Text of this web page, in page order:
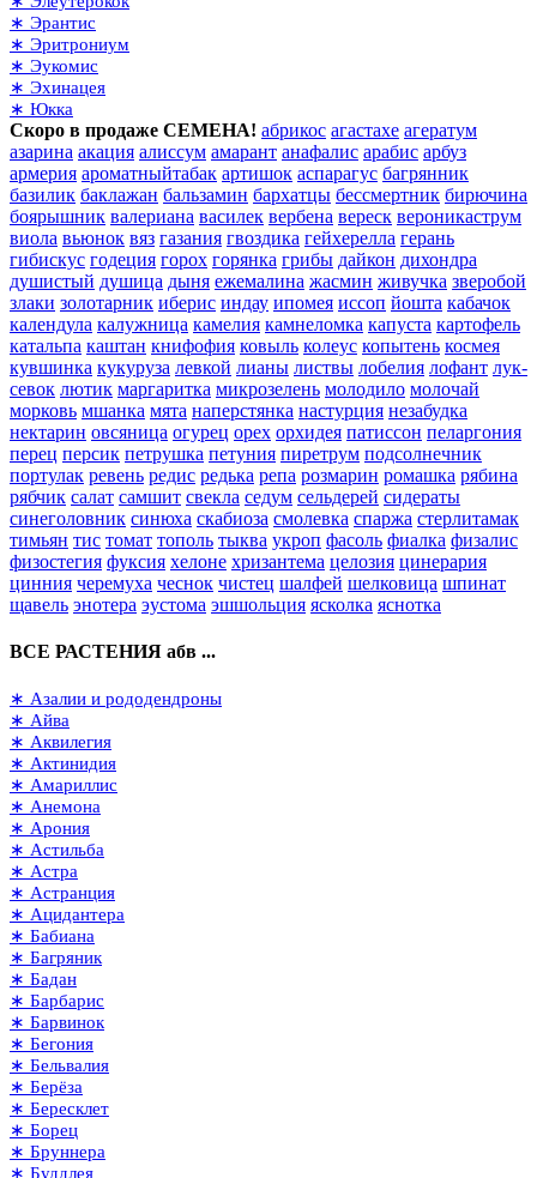
∗ Эрантис
∗ Эритрониум
∗ Эукомис
∗ Эхинацея
∗ Юкка
Скоро в продаже СЕМЕНА! абрикос агастахе агератум
азарина акация алиссум амарант анафалис арабис арбуз
армерия ароматныйтабак артишок аспарагус багрянник
базилик баклажан бальзамин бархатцы бессмертник бирючина
боярышник валериана василек вербена вереск вероникаструм
виола вьюнок вяз газания гвоздика гейхерелла герань
гибискус годеция горох горянка грибы дайкон дихондра
душистый душица дыня ежемалина жасмин живучка зверобой
злаки золотарник иберис индау ипомея иссоп йошта кабачок
календула калужница камелия камнеломка капуста картофель
катальпа каштан книфофия ковыль колеус копытень космея
кувшинка кукуруза левкой лианы листвы лобелия лофант лук-
севок лютик маргаритка микрозелень молодило молочай
морковь мшанка мята наперстянка настурция незабудка
нектарин овсяница огурец орех орхидея патиссон пеларгония
перец персик петрушка петуния пиретрум подсолнечник
портулак ревень редис редька репа розмарин ромашка рябина
рябчик салат самшит свекла седум сельдерей сидераты
синеголовник синюха скабиоза смолевка спаржа стерлитамак
тимьян тис томат тополь тыква укроп фасоль фиалка физалис
физостегия фуксия хелоне хризантема целозия цинерария
цинния черемуха чеснок чистец шалфей шелковица шпинат
щавель энотера эустома эшшольция ясколка яснотка
ВСЕ РАСТЕНИЯ абв ...
∗ Азалии и рододендроны
∗ Айва
∗ Аквилегия
∗ Актинидия
∗ Амариллис
∗ Анемона
∗ Арония
∗ Астильба
∗ Астра
∗ Астранция
∗ Ацидантера
∗ Бабиана
∗ Багряник
∗ Бадан
∗ Барбарис
∗ Барвинок
∗ Бегония
∗ Бельвалия
∗ Берёза
∗ Бересклет
∗ Борец
∗ Бруннера
∗ Буддлея